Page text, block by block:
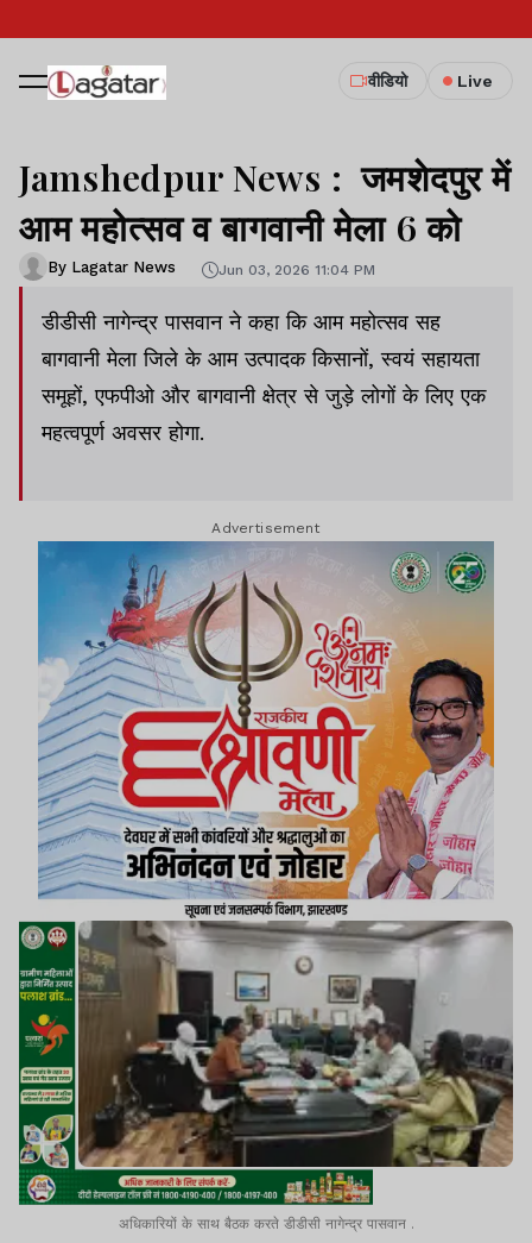
वीडियो Live
Jamshedpur News : जमशेदपुर में
आम महोत्सव व बागवानी मेला 6 को
By Lagatar News Jun 03, 2026 11:04 PM
डीडीसी नागेन्द्र पासवान ने कहा कि आम महोत्सव सह
बागवानी मेला जिले के आम उत्पादक किसानों, स्वयं सहायता
समूहों, एफपीओ और बागवानी क्षेत्र से जुड़े लोगों के लिए एक
महत्वपूर्ण अवसर होगा.
Advertisement
अधिकारियों के साथ बैठक करते डीडीसी नागेन्द्र पासवान .